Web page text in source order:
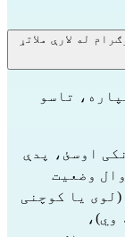
له لارې ملاتړ